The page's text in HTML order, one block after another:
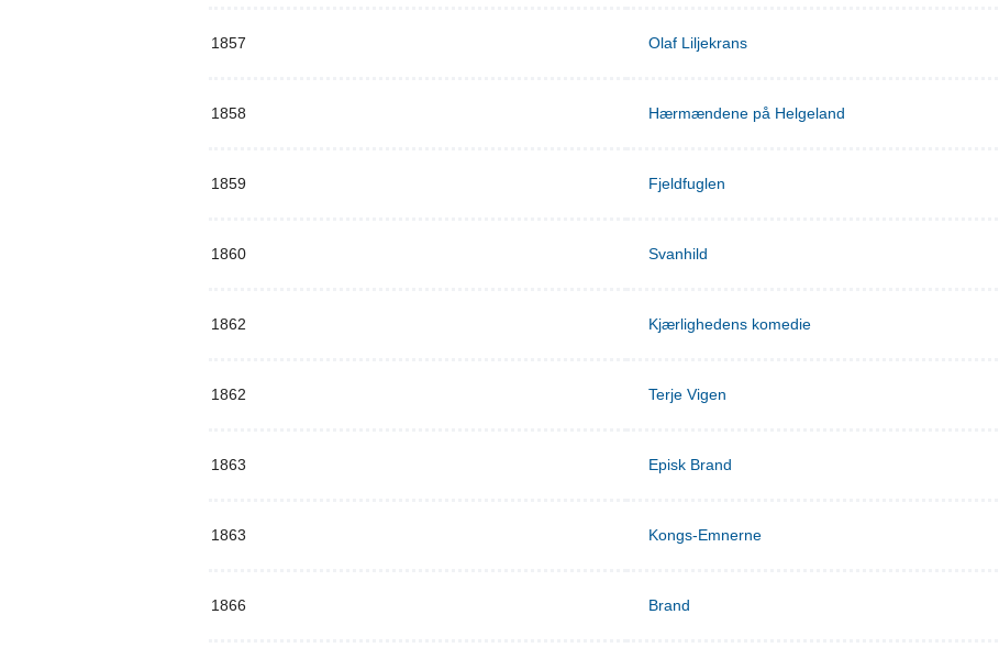
1857 Olaf Liljekrans
1858 Hærmændene på Helgeland
1859 Fjeldfuglen
1860 Svanhild
1862 Kjærlighedens komedie
1862 Terje Vigen
1863 Episk Brand
1863 Kongs-Emnerne
1866 Brand